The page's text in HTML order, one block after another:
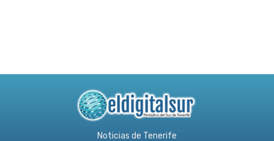
Noticias de Tenerife